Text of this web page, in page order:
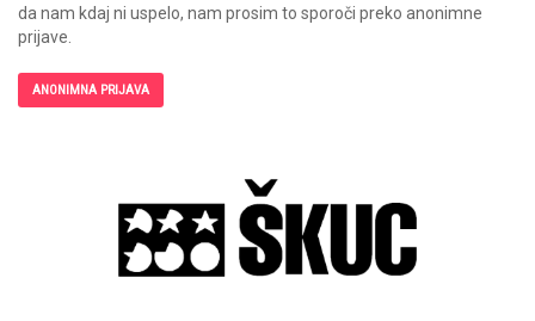
da nam kdaj ni uspelo, nam prosim to sporoči preko anonimne
prijave.
ANONIMNA PRIJAVA